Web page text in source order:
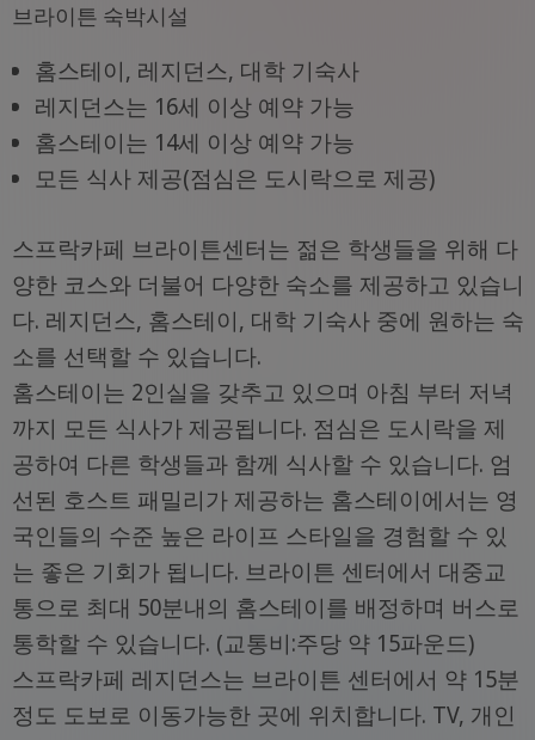
브라이튼 숙박시설
홈스테이, 레지던스, 대학 기숙사
레지던스는 16세 이상 예약 가능
홈스테이는 14세 이상 예약 가능
모든 식사 제공(점심은 도시락으로 제공)
스프락카페 브라이튼센터는 젊은 학생들을 위해 다
양한 코스와 더불어 다양한 숙소를 제공하고 있습니
다. 레지던스, 홈스테이, 대학 기숙사 중에 원하는 숙
소를 선택할 수 있습니다.
홈스테이는 2인실을 갖추고 있으며 아침 부터 저녁
까지 모든 식사가 제공됩니다. 점심은 도시락을 제
공하여 다른 학생들과 함께 식사할 수 있습니다. 엄
선된 호스트 패밀리가 제공하는 홈스테이에서는 영
국인들의 수준 높은 라이프 스타일을 경험할 수 있
는 좋은 기회가 됩니다. 브라이튼 센터에서 대중교
통으로 최대 50분내의 홈스테이를 배정하며 버스로
통학할 수 있습니다. (교통비:주당 약 15파운드)
스프락카페 레지던스는 브라이튼 센터에서 약 15분
정도 도보로 이동가능한 곳에 위치합니다. TV, 개인